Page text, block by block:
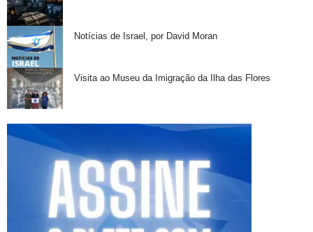
Notícias de Israel, por David Moran
Visita ao Museu da Imigração da Ilha das Flores